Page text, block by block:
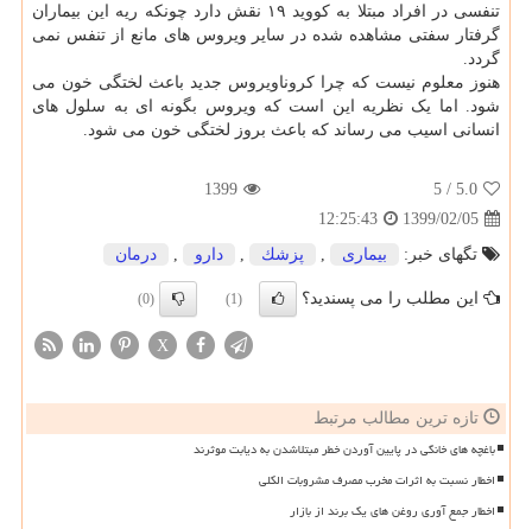
تنفسی در افراد مبتلا به کووید ۱۹ نقش دارد چونکه ریه این بیماران
گرفتار سفتی مشاهده شده در سایر ویروس های مانع از تنفس نمی
گردد.
هنوز معلوم نیست که چرا کروناویروس جدید باعث لختگی خون می
شود. اما یک نظریه این است که ویروس بگونه ای به سلول های
انسانی اسیب می رساند که باعث بروز لختگی خون می شود.
5.0
/ 5
1399
1399/02/05
12:25:43
تگهای خبر:
بیماری , پزشك , دارو , درمان
این مطلب را می پسندید؟ (1)
(0)
X
تازه ترین مطالب مرتبط
باغچه های خانگی در پایین آوردن خطر مبتلاشدن به دیابت موثرند
اخطار نسبت به اثرات مخرب مصرف مشروبات الکلی
اخطار جمع آوری روغن های یک برند از بازار